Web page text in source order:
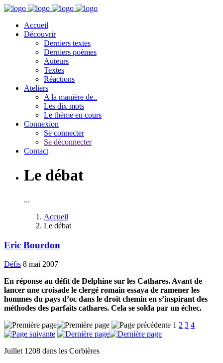
Accueil
Découvrir
Derniers textes
Derniers poèmes
Auteurs
Textes
Réactions
Ateliers
A la manière de..
Les dix mots
Le thème en cours
Connexion
Se connecter
Se déconnecter
Contact
Le débat
...
Accueil
Le débat
Eric Bourdon
Défis 8 mai 2007
En réponse au défit de Delphine sur les Cathares. Avant de
lancer une croisade le clergé romain essaya de ramener les
hommes du pays d’oc dans le droit chemin en s’inspirant des
méthodes des parfaits cathares. Cela se solda par un échec.
1 2 3 4
Juillet 1208 dans les Corbières